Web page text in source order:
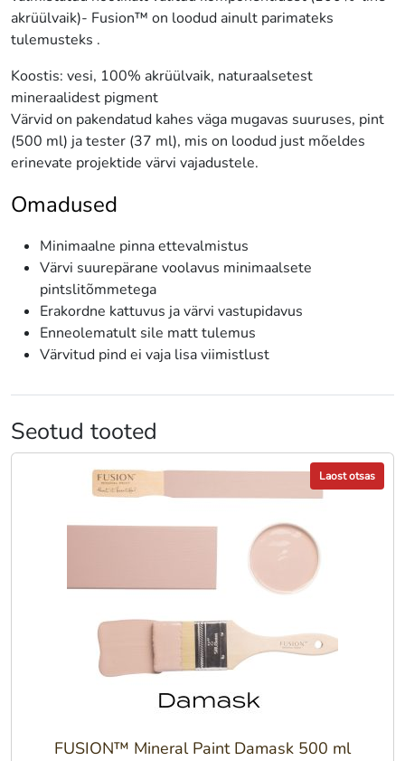
akrüülvaik)- Fusion™ on loodud ainult parimateks
tulemusteks .
Koostis: vesi, 100% akrüülvaik, naturaalsetest
mineraalidest pigment
Värvid on pakendatud kahes väga mugavas suuruses, pint
(500 ml) ja tester (37 ml), mis on loodud just mõeldes
erinevate projektide värvi vajadustele.
Omadused
Minimaalne pinna ettevalmistus
Värvi suurepärane voolavus minimaalsete
pintslitõmmetega
Erakordne kattuvus ja värvi vastupidavus
Enneolematult sile matt tulemus
Värvitud pind ei vaja lisa viimistlust
Seotud tooted
Laost otsas
FUSION™ Mineral Paint Damask 500 ml